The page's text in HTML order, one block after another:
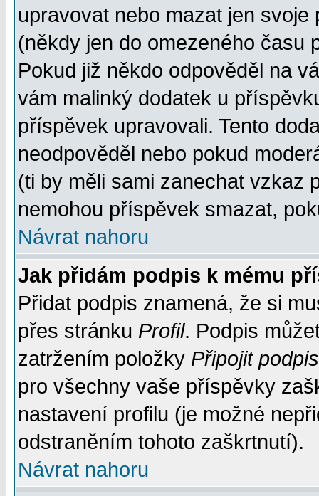
upravovat nebo mazat jen
(někdy jen do omezeného
Pokud již někdo odpověděl na
vám malinký dodatek u
příspěvek upravovali. Tento
neodpověděl nebo pokud
(ti by měli sami zanechat vzkaz
nemohou příspěvek smazat,
Návrat nahoru
Jak přidám podpis k mému
Přidat podpis znamená, že si
přes stránku Profil. Podpis
zatržením položky Připojit podpis
pro všechny vaše příspěvky
nastavení profilu (je možné
odstraněním tohoto zaškrtnutí).
Návrat nahoru